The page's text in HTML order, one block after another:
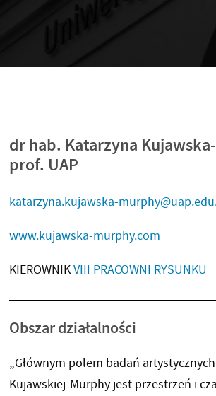
dr hab. Katarzyna
prof. UAP
katarzyna.kujawska-
www.kujawska-murphy.com
KIEROWNIKVIII PRACOWNI RYSUNKU
Obszar działalności
„Głównym polem badań
Kujawskiej-Murphy jest przestrzeń i